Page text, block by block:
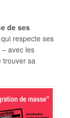
de ses
respecte ses
avec les
trouver sa